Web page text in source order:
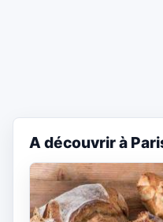
A découvrir à